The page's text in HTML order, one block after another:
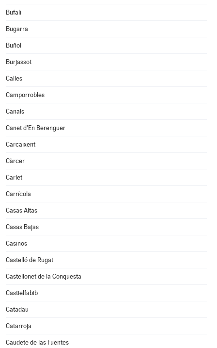
Bufali
Bugarra
Buñol
Burjassot
Calles
Camporrobles
Canals
Canet d'En Berenguer
Carcaixent
Càrcer
Carlet
Carrícola
Casas Altas
Casas Bajas
Casinos
Castelló de Rugat
Castellonet de la Conquesta
Castielfabib
Catadau
Catarroja
Caudete de las Fuentes